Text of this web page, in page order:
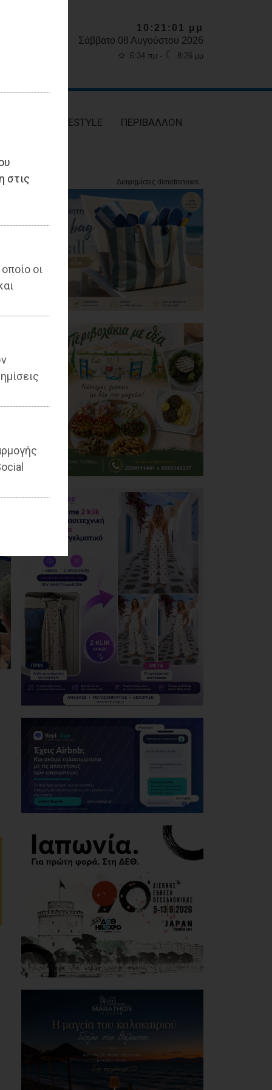
στις
οι
10:21:03 μμ
Σάββατο 08 Αυγούστου 2026
☼ 6:34 πμ - ☾ 8:26 μμ
LIFESTYLE ΠΕΡΙΒΑΛΛΟΝ